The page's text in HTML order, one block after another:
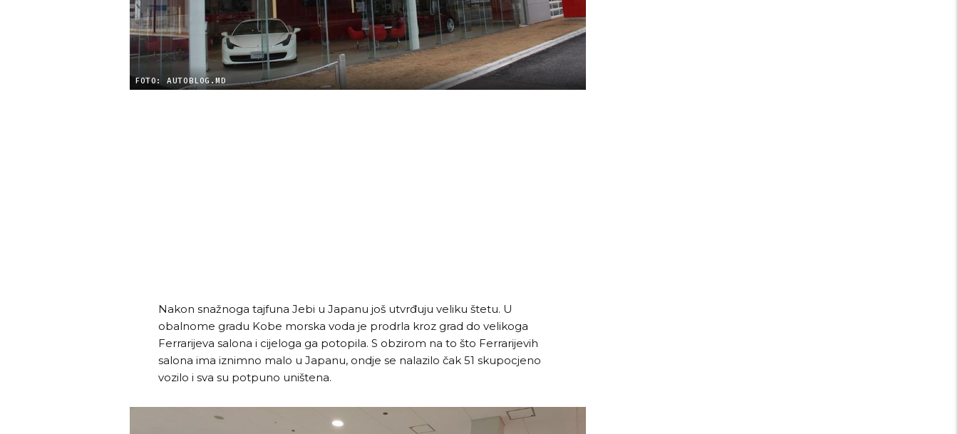
FOTO: AUTOBLOG.MD
Nakon snažnoga tajfuna Jebi u Japanu još utvrđuju veliku štetu. U
obalnome gradu Kobe morska voda je prodrla kroz grad do velikoga
Ferrarijeva salona i cijeloga ga potopila. S obzirom na to što Ferrarijevih
salona ima iznimno malo u Japanu, ondje se nalazilo čak 51 skupocjeno
vozilo i sva su potpuno uništena.